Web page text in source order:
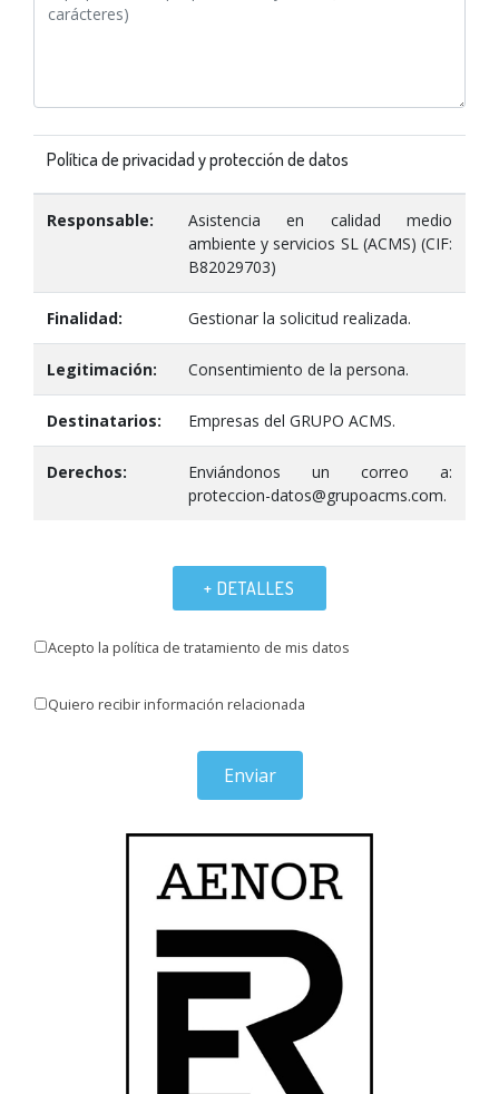
Política de privacidad y protección de datos
Responsable:
Asistencia en calidad medio
ambiente y servicios SL (ACMS) (CIF:
B82029703)
Finalidad: Gestionar la solicitud realizada.
Legitimación: Consentimiento de la persona.
Destinatarios: Empresas del GRUPO ACMS.
Derechos:
Enviándonos un correo a:
proteccion-datos@grupoacms.com.
+ DETALLES
Acepto la política de tratamiento de mis datos
Quiero recibir información relacionada
Enviar